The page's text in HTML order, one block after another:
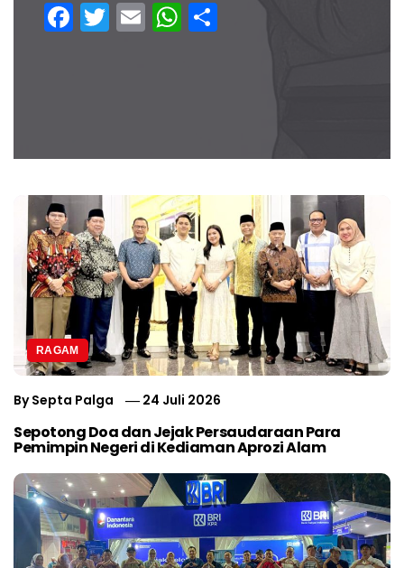
Facebook
Twitter
EmailWhatsApp
Share
RAGAM
BySepta Palga 24 Juli 2026
Sepotong Doa dan Jejak Persaudaraan Para
Pemimpin Negeri di Kediaman Aprozi Alam
Mobil dan Barang Berharga
Hilang di Hotel Jakarta,
Korban Diusir Saat Melapor
Survey
Lampung
Lampung